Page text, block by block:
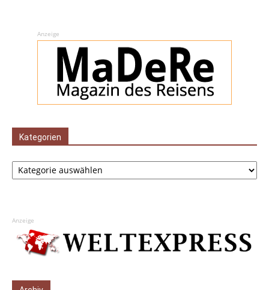
Anzeige
Kategorien
Kategorien
Anzeige